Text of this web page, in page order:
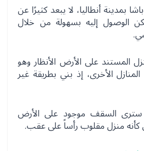
بمدينة أنطاليا، لا يبعد كثيرًا عن
الوصول إليه بسهولة من خلال
المستند على الأرض الأنظار وهو
الأخرى، إذ بني بطريقة غير
سترى السقف موجود على الأرض
كأنه منزل مقلوب رأساً على عقب.